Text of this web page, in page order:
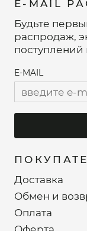
Доставка
Обмен и
Оплата
E-MAIL
Будьте
распродаж,
поступлений
E-MAIL